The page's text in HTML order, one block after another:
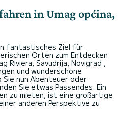
in Umag općina,
fantastisches Ziel für
Orten zum Entdecken.
Riviera, Savudrija, Novigrad.,
und wunderschöne
Sie nun Abenteuer oder
Sie etwas Passendes. Ein
zu mieten, ist eine großartige
anderen Perspektive zu